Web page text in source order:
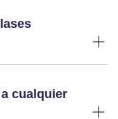
cualquier